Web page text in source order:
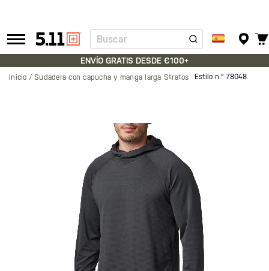
Tactical
Gear
Buscar
ENVÍO GRATIS DESDE €100+
Inicio Sudadera con capucha y manga larga Stratos Estilo n.º 78048